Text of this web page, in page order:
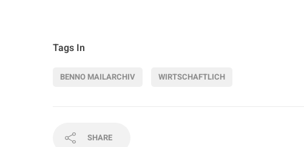
Tags In
BENNO MAILARCHIV WIRTSCHAFTLICH
SHARE